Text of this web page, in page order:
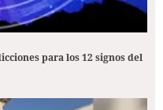
para los 12 signos del